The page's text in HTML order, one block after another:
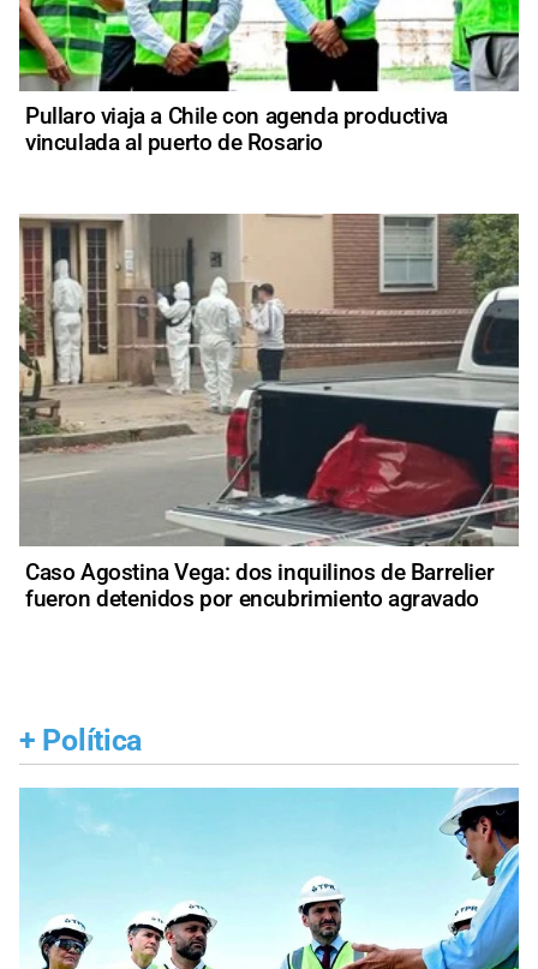
Pullaro viaja a Chile con agenda productiva
vinculada al puerto de Rosario
Caso Agostina Vega: dos inquilinos de Barrelier
fueron detenidos por encubrimiento agravado
+ Política